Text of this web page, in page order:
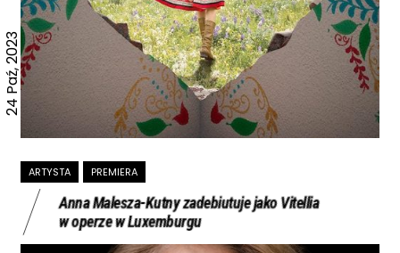
24 Paź, 2023
ARTYSTA PREMIERA
Anna Malesza-Kutny zadebiutuje jako Vitellia
w operze w Luxemburgu